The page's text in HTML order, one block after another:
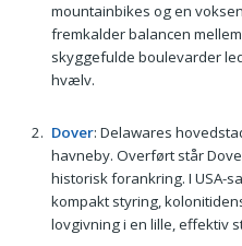
mountainbikes og en
fremkalder balancen
skyggefulde boulevarder
hvælv.
Dover: Delawares
havneby. Overført står
historisk forankring. I
kompakt styring,
lovgivning i en lille, effektiv